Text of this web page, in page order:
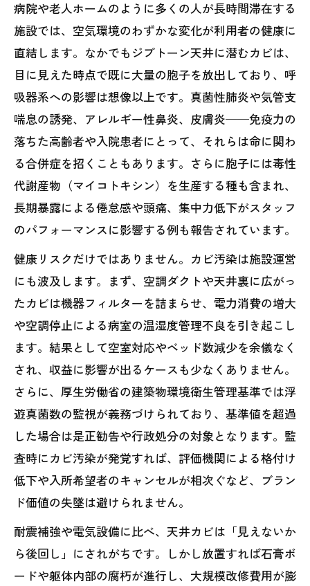
病院や老人ホームのように多くの人が長時間滞在する
施設では、空気環境のわずかな変化が利用者の健康に
直結します。なかでもジプトーン天井に潜むカビは、
目に見えた時点で既に大量の胞子を放出しており、呼
吸器系への影響は想像以上です。真菌性肺炎や気管支
喘息の誘発、アレルギー性鼻炎、皮膚炎──免疫力の
落ちた高齢者や入院患者にとって、それらは命に関わ
る合併症を招くこともあります。さらに胞子には毒性
代謝産物（マイコトキシン）を生産する種も含まれ、
長期暴露による倦怠感や頭痛、集中力低下がスタッフ
のパフォーマンスに影響する例も報告されています。
健康リスクだけではありません。カビ汚染は施設運営
にも波及します。まず、空調ダクトや天井裏に広がっ
たカビは機器フィルターを詰まらせ、電力消費の増大
や空調停止による病室の温湿度管理不良を引き起こし
ます。結果として空室対応やベッド数減少を余儀なく
され、収益に影響が出るケースも少なくありません。
さらに、厚生労働省の建築物環境衛生管理基準では浮
遊真菌数の監視が義務づけられており、基準値を超過
した場合は是正勧告や行政処分の対象となります。監
査時にカビ汚染が発覚すれば、評価機関による格付け
低下や入所希望者のキャンセルが相次ぐなど、ブラン
ド価値の失墜は避けられません。
耐震補強や電気設備に比べ、天井カビは「見えないか
ら後回し」にされがちです。しかし放置すれば石膏ボ
ードや躯体内部の腐朽が進行し、大規模改修費用が膨